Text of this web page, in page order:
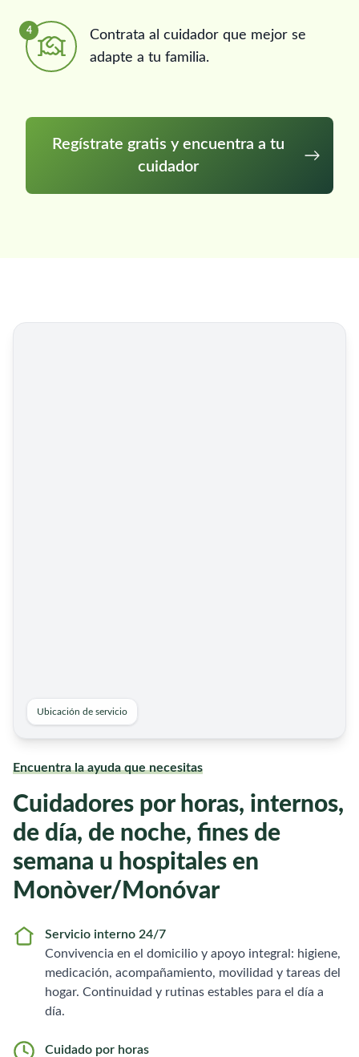
4
Contrata al cuidador que mejor se
adapte a tu familia.
Regístrate gratis y encuentra a tu
cuidador
Ubicación de servicio
Encuentra la ayuda que necesitas
Cuidadores por horas, internos,
de día, de noche, fines de
semana u hospitales en
Monòver/Monóvar
Servicio interno 24/7
Convivencia en el domicilio y apoyo integral: higiene,
medicación, acompañamiento, movilidad y tareas del
hogar. Continuidad y rutinas estables para el día a
día.
Cuidado por horas